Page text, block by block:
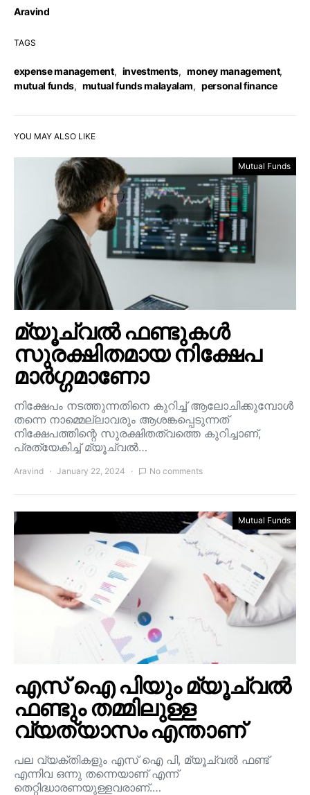
Aravind
TAGS
expense management, investments, money management,
mutual funds, mutual funds malayalam, personal finance
YOU MAY ALSO LIKE
Mutual Funds
മ്യൂച്വൽ ഫണ്ടുകൾ
സുരക്ഷിതമായ നിക്ഷേപ
മാർഗ്ഗമാണോ
നിക്ഷേപം നടത്തുന്നതിനെ കുറിച്ച് ആലോചിക്കുമ്പോൾ
തന്നെ നാമ്മെല്ലാവരും ആശങ്കപ്പെടുന്നത്
നിക്ഷേപത്തിന്റെ സുരക്ഷിതത്വത്തെ കുറിച്ചാണ്,
പ്രത്യേകിച്ച് മ്യൂച്വൽ…
Aravind January 22, 2024 No comments
Mutual Funds
എസ് ഐ പിയും മ്യൂച്വൽ
ഫണ്ടും തമ്മിലുള്ള
വ്യത്യാസം എന്താണ്
പല വ്യക്തികളും എസ് ഐ പി, മ്യൂച്വൽ ഫണ്ട്
എന്നിവ ഒന്നു തന്നെയാണ് എന്ന്
തെറ്റിദ്ധാരണയുള്ളവരാണ്.…